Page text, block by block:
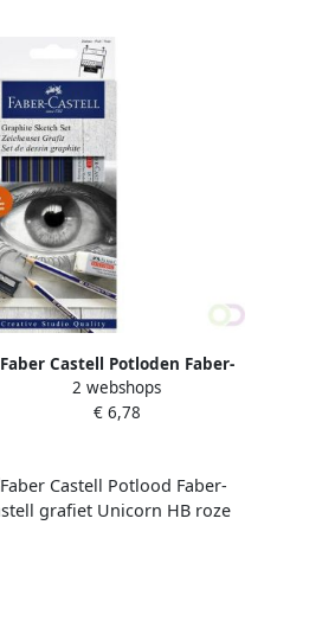
Faber Castell Potloden Faber-
Castell 6 hardheden inclusief
puntenslijper en gum
2 webshops
€ 6,78